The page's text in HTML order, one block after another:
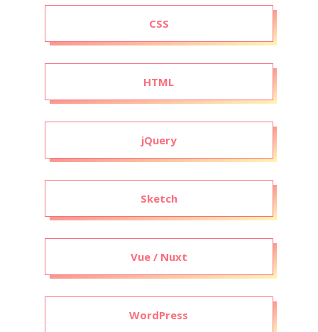
CSS
HTML
jQuery
Sketch
Vue / Nuxt
WordPress